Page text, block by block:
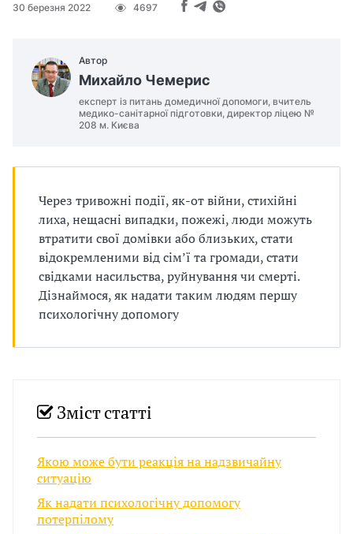
30 березня 2022 4697
Автор
Михайло Чемерис
експерт із питань домедичної допомоги, вчитель
медико-санітарної підготовки, директор ліцею №
208 м. Києва
Через тривожні події, як-от війни, стихійні
лиха, нещасні випадки, пожежі, люди можуть
втратити свої домівки або близьких, стати
відокремленими від сім’ї та громади, стати
свідками насильства, руйнування чи смерті.
Дізнаймося, як надати таким людям першу
психологічну допомогу
Зміст статті
Якою може бути реакція на надзвичайну
ситуацію
Як надати психологічну допомогу
потерпілому
в
а